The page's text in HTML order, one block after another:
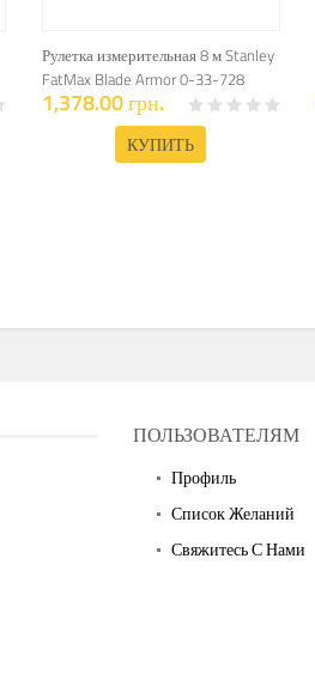
Рулетка измерительная 8 м Stanley
FatMax Blade Armor 0-33-728
1,378.00 грн.
КУПИТЬ
ПОЛЬЗОВАТЕЛЯМ
Профиль
Список Желаний
Свяжитесь С Нами